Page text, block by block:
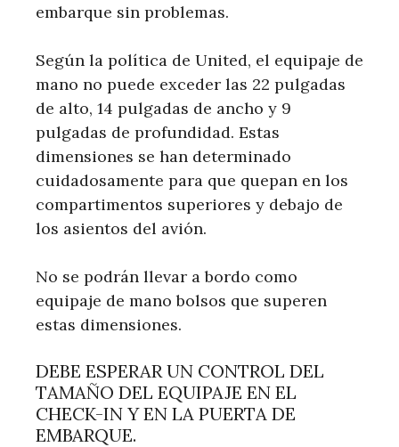
embarque sin problemas.
Según la política de United, el equipaje de
mano no puede exceder las 22 pulgadas
de alto, 14 pulgadas de ancho y 9
pulgadas de profundidad. Estas
dimensiones se han determinado
cuidadosamente para que quepan en los
compartimentos superiores y debajo de
los asientos del avión.
No se podrán llevar a bordo como
equipaje de mano bolsos que superen
estas dimensiones.
DEBE ESPERAR UN CONTROL DEL
TAMAÑO DEL EQUIPAJE EN EL
CHECK-IN Y EN LA PUERTA DE
EMBARQUE.